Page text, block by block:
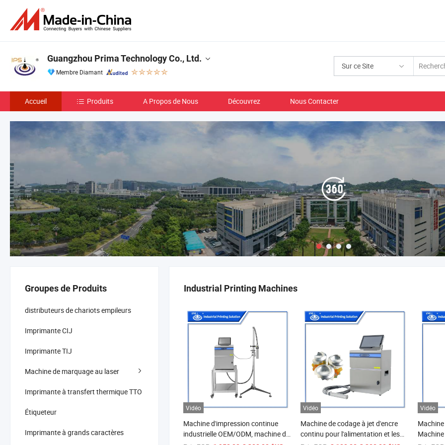
Sur ce Site
Guangzhou Prima Technology Co., Ltd.
Membre Diamant
Accueil Produits A Propos de Nous Découvrez Nous Contacter
Industrial Printing Machines
Vidéo
Machine d'impression continue
industrielle OEM/ODM, machine de
Vidéo
Machine de codage à jet d'encre
continu pour l'alimentation et les
Vidéo
Groupes de Produits
distributeurs de chariots empileurs
Imprimante CIJ
Imprimante TIJ
Machine de marquage au laser
Imprimante à transfert thermique TTO
Étiqueteur
Imprimante à grands caractères